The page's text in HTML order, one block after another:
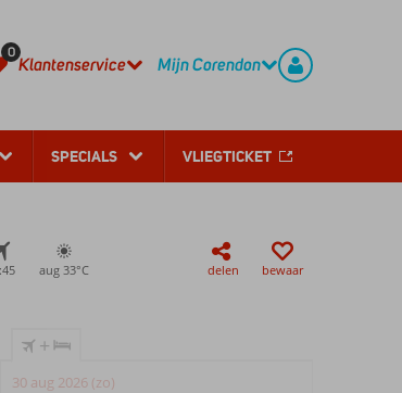
0
Klantenservice Mijn Corendon
SPECIALS VLIEGTICKET
aug 33°C delen bewaar
+
30 aug 2026 (zo)